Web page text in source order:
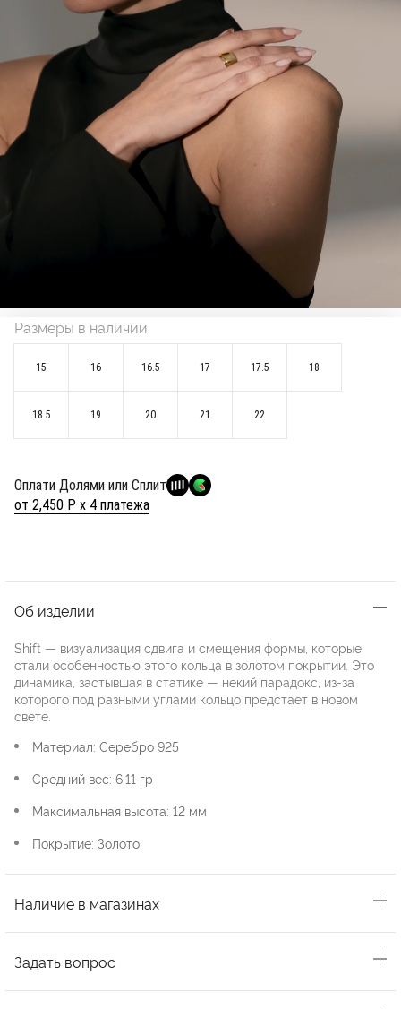
Размеры в наличии:
15 16 16.5 17 17.5 18
18.5 19 20 21 22
Оплати Долями или Сплит
от 2,450 Р х 4 платежа
Об изделии
Shift — визуализация сдвига и смещения формы, которые
стали особенностью этого кольца в золотом покрытии. Это
динамика, застывшая в статике — некий парадокс, из-за
которого под разными углами кольцо предстает в новом
свете.
Материал: Серебро 925
Средний вес: 6,11 гр
Максимальная высота: 12 мм
Покрытие: Золото
Наличие в магазинах
Задать вопрос